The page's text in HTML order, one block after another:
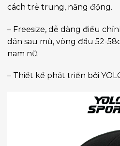
cách trẻ trung, năng động.
– Freesize, dễ dàng điều
dán sau mũ, vòng đầu 52-
nam nữ.
– Thiết kế phát triển bởi